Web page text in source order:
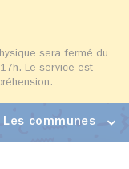
sera fermé du
Le service est
Les communes